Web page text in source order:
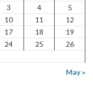
3 4
5
10 11
12
17 18
19
24 25
26
May »